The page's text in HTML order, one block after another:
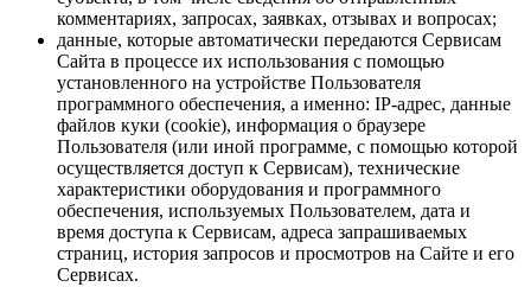
комментариях, запросах, заявках, отзывах и вопросах;
данные, которые автоматически передаются Сервисам
Сайта в процессе их использования с помощью
установленного на устройстве Пользователя
программного обеспечения, а именно: IP-адрес, данные
файлов куки (cookie), информация о браузере
Пользователя (или иной программе, с помощью которой
осуществляется доступ к Сервисам), технические
характеристики оборудования и программного
обеспечения, используемых Пользователем, дата и
время доступа к Сервисам, адреса запрашиваемых
страниц, история запросов и просмотров на Сайте и его
Сервисах.